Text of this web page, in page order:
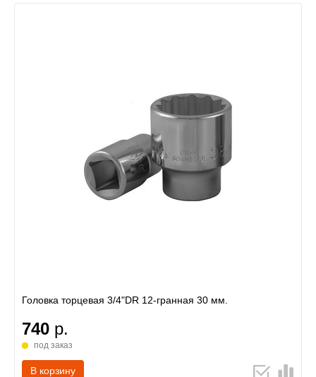
Головка торцевая 3/4"DR 12-гранная 30 мм.
740 р.
под заказ
В корзину